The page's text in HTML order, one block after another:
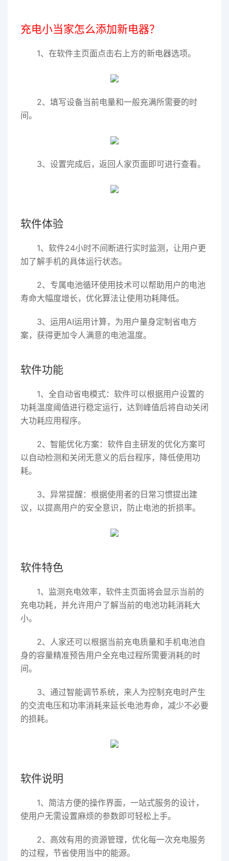
充电小当家怎么添加新电器？
1、在软件主页面点击右上方的新电器选项。
2、填写设备当前电量和一般充满所需要的时
间。
3、设置完成后，返回人家页面即可进行查看。
软件体验
1、软件24小时不间断进行实时监测，让用户更
加了解手机的具体运行状态。
2、专属电池循环使用技术可以帮助用户的电池
寿命大幅度增长，优化算法让使用功耗降低。
3、运用AI运用计算，为用户量身定制省电方
案，获得更加令人满意的电池温度。
软件功能
1、全自动省电模式：软件可以根据用户设置的
功耗温度阈值进行稳定运行，达到峰值后将自动关闭
大功耗应用程序。
2、智能优化方案：软件自主研发的优化方案可
以自动检测和关闭无意义的后台程序，降低使用功
耗。
3、异常提醒：根据使用者的日常习惯提出建
议，以提高用户的安全意识，防止电池的折损率。
软件特色
1、监测充电效率，软件主页面将会显示当前的
充电功耗，并允许用户了解当前的电池功耗消耗大
小。
2、人家还可以根据当前充电质量和手机电池自
身的容量精准预告用户全充电过程所需要消耗的时
间。
3、通过智能调节系统，来人为控制充电时产生
的交流电压和功率消耗来延长电池寿命，减少不必要
的损耗。
软件说明
1、简洁方便的操作界面，一站式服务的设计，
使用户无需设置麻烦的参数即可轻松上手。
2、高效有用的资源管理，优化每一次充电服务
的过程，节省使用当中的能源。